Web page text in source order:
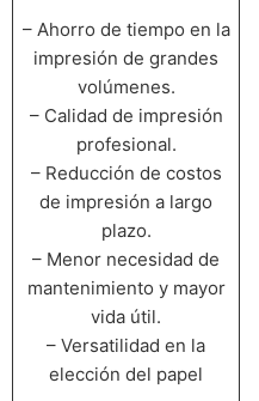
– Ahorro de tiempo en la
impresión de grandes
volúmenes.
– Calidad de impresión
profesional.
– Reducción de costos
de impresión a largo
plazo.
– Menor necesidad de
mantenimiento y mayor
vida útil.
– Versatilidad en la
elección del papel